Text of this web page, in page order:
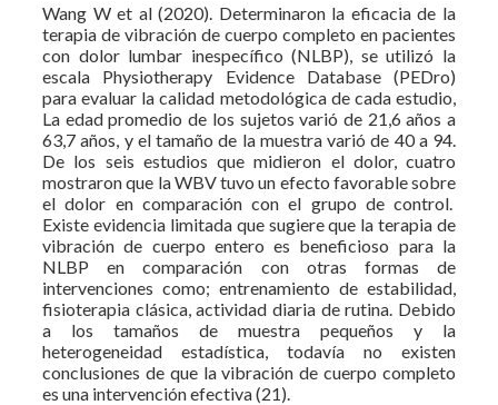
Wang W et al (2020). Determinaron la eficacia de la
terapia de vibración de cuerpo completo en pacientes
con dolor lumbar inespecífico (NLBP), se utilizó la
escala Physiotherapy Evidence Database (PEDro)
para evaluar la calidad metodológica de cada estudio,
La edad promedio de los sujetos varió de 21,6 años a
63,7 años, y el tamaño de la muestra varió de 40 a 94.
De los seis estudios que midieron el dolor, cuatro
mostraron que la WBV tuvo un efecto favorable sobre
el dolor en comparación con el grupo de control.
Existe evidencia limitada que sugiere que la terapia de
vibración de cuerpo entero es beneficioso para la
NLBP en comparación con otras formas de
intervenciones como; entrenamiento de estabilidad,
fisioterapia clásica, actividad diaria de rutina. Debido
a los tamaños de muestra pequeños y la
heterogeneidad estadística, todavía no existen
conclusiones de que la vibración de cuerpo completo
es una intervención efectiva (21).